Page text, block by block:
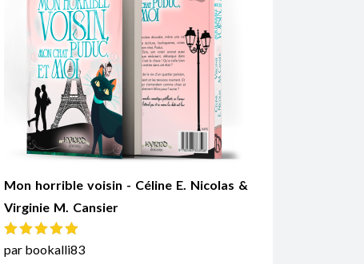
Mon horrible voisin - Céline E. Nicolas &
Virginie M. Cansier
Note5sur 5
par bookalli83